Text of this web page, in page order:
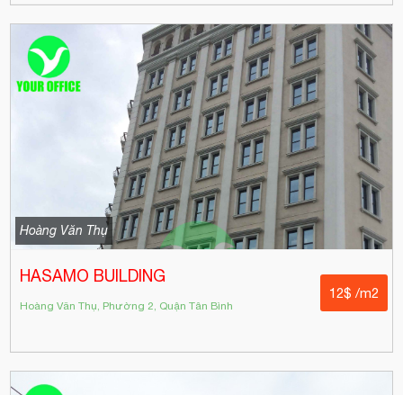
Hoàng Văn Thụ
HASAMO BUILDING
Hoàng Văn Thụ, Phường 2, Quận Tân Bình
12$ /m2